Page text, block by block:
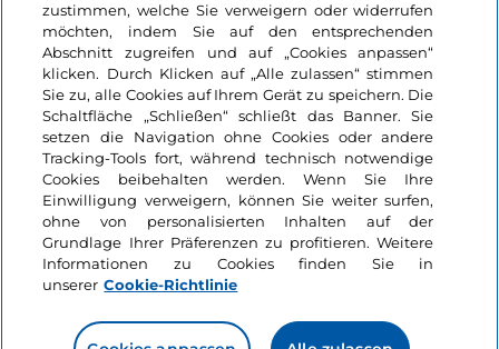
zustimmen, welche Sie verweigern oder widerrufen
möchten, indem Sie auf den entsprechenden
Abschnitt zugreifen und auf „Cookies anpassen“
klicken. Durch Klicken auf „Alle zulassen“ stimmen
Sie zu, alle Cookies auf Ihrem Gerät zu speichern. Die
Schaltfläche „Schließen“ schließt das Banner. Sie
setzen die Navigation ohne Cookies oder andere
Tracking-Tools fort, während technisch notwendige
Cookies beibehalten werden. Wenn Sie Ihre
Einwilligung verweigern, können Sie weiter surfen,
ohne von personalisierten Inhalten auf der
Grundlage Ihrer Präferenzen zu profitieren. Weitere
Informationen zu Cookies finden Sie in
unserer Cookie-Richtlinie